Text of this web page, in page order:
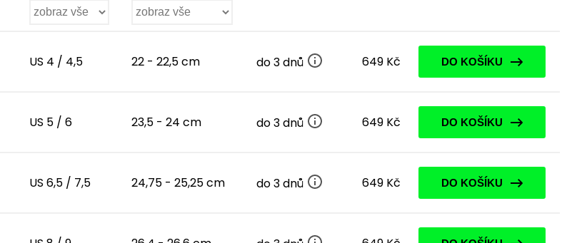
US 4 / 4,5 22 - 22,5 cm do 3 dnů 649 Kč DO KOŠÍKU
US 5 / 6 23,5 - 24 cm do 3 dnů 649 Kč DO KOŠÍKU
US 6,5 / 7,5 24,75 - 25,25 cm do 3 dnů 649 Kč DO KOŠÍKU